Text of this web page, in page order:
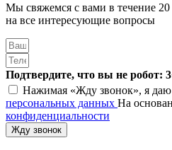
Мы свяжемся с вами в течение
на все интересующие вопросы
Подтвердите, что вы не робот:
Нажимая «Жду звонок», я даю
персональных данных На
конфиденциальности
Жду звонок